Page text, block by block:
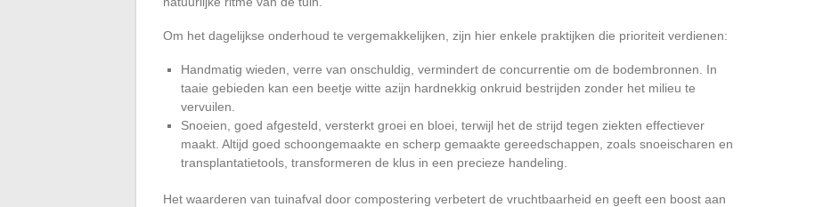
Om het dagelijkse onderhoud te vergemakkelijken, zijn hier enkele praktijken die prioriteit verdienen:
Handmatig wieden, verre van onschuldig, vermindert de concurrentie om de bodembronnen. In
taaie gebieden kan een beetje witte azijn hardnekkig onkruid bestrijden zonder het milieu te
vervuilen.
Snoeien, goed afgesteld, versterkt groei en bloei, terwijl het de strijd tegen ziekten effectiever
maakt. Altijd goed schoongemaakte en scherp gemaakte gereedschappen, zoals snoeischaren en
transplantatietools, transformeren de klus in een precieze handeling.
Het waarderen van tuinafval door compostering verbetert de vruchtbaarheid en geeft een boost aan